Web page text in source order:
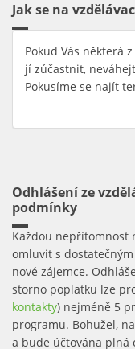
Jak se na
Pokud Vás některá
jí zúčastnit,
Pokusíme se najít
Odhlášení ze
podmínky
Každou nepřítomnost
omluvit s
nové zájemce.
storno poplatku lze
kontakty) nejméně 5
programu. Bohužel,
a bude účtována plná